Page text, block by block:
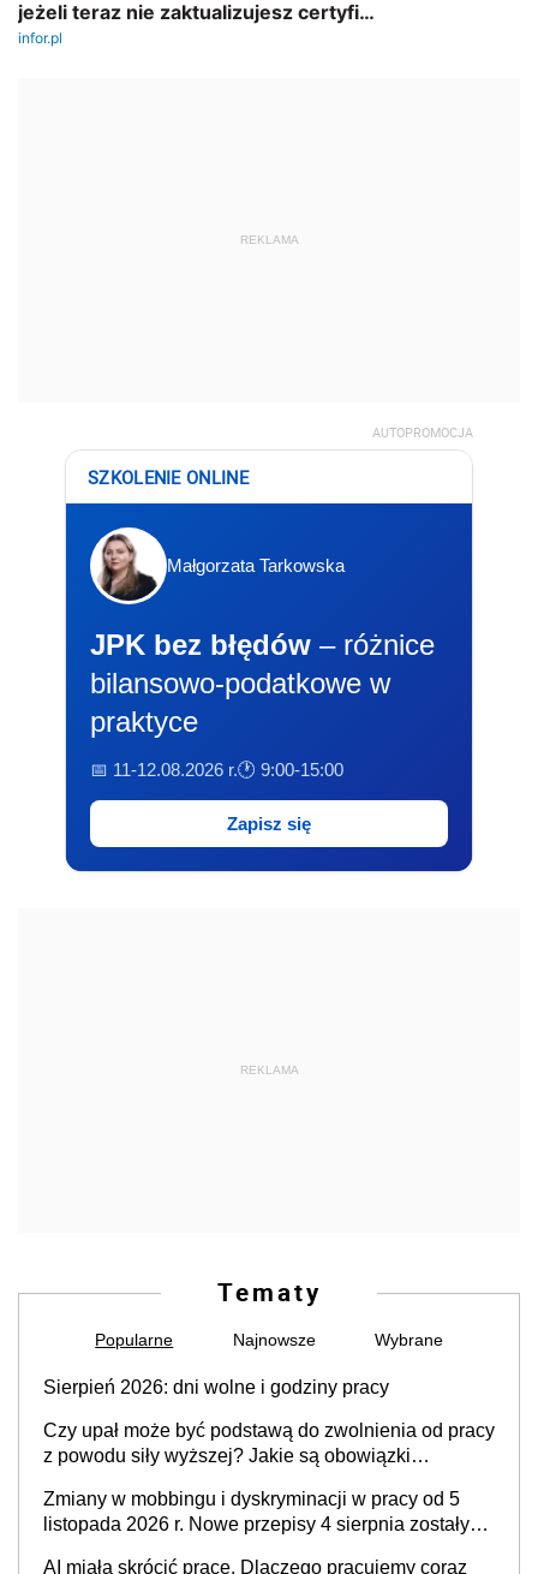
REKLAMA
AUTOPROMOCJA
SZKOLENIE ONLINE
Małgorzata Tarkowska
JPK bez błędów – różnice
bilansowo-podatkowe w
praktyce
📅 11-12.08.2026 r.🕐 9:00-15:00
Zapisz się
REKLAMA
Tematy
Popularne Najnowsze Wybrane
Sierpień 2026: dni wolne i godziny pracy
Czy upał może być podstawą do zwolnienia od pracy
z powodu siły wyższej? Jakie są obowiązki
Zmiany w mobbingu i dyskryminacji w pracy od 5
listopada 2026 r. Nowe przepisy 4 sierpnia zostały
AI miała skrócić pracę. Dlaczego pracujemy coraz